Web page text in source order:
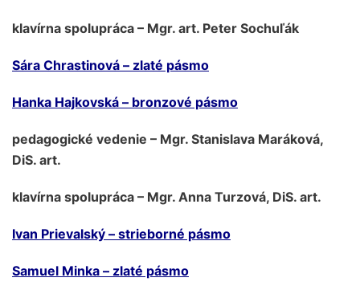
klavírna spolupráca – Mgr. art. Peter Sochuľák
Sára Chrastinová – zlaté pásmo
Hanka Hajkovská – bronzové pásmo
pedagogické vedenie – Mgr. Stanislava Maráková,
DiS. art.
klavírna spolupráca – Mgr. Anna Turzová, DiS. art.
Ivan Prievalský – strieborné pásmo
Samuel Minka – zlaté pásmo